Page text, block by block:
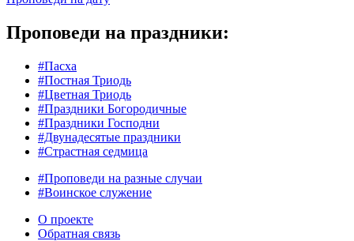
Проповеди на праздники:
#Пасха
#Постная Триодь
#Цветная Триодь
#Праздники Богородичные
#Праздники Господни
#Двунадесятые праздники
#Страстная седмица
#Проповеди на разные случаи
#Воинское служение
О проекте
Обратная связь